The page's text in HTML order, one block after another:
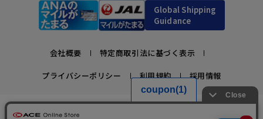
Global Shipping
Guidance
会社概要 特定商取引法に基づく表示
プライバシーポリシー 利用規約 採用情報
かばんの総合メーカー、エース公式サイト